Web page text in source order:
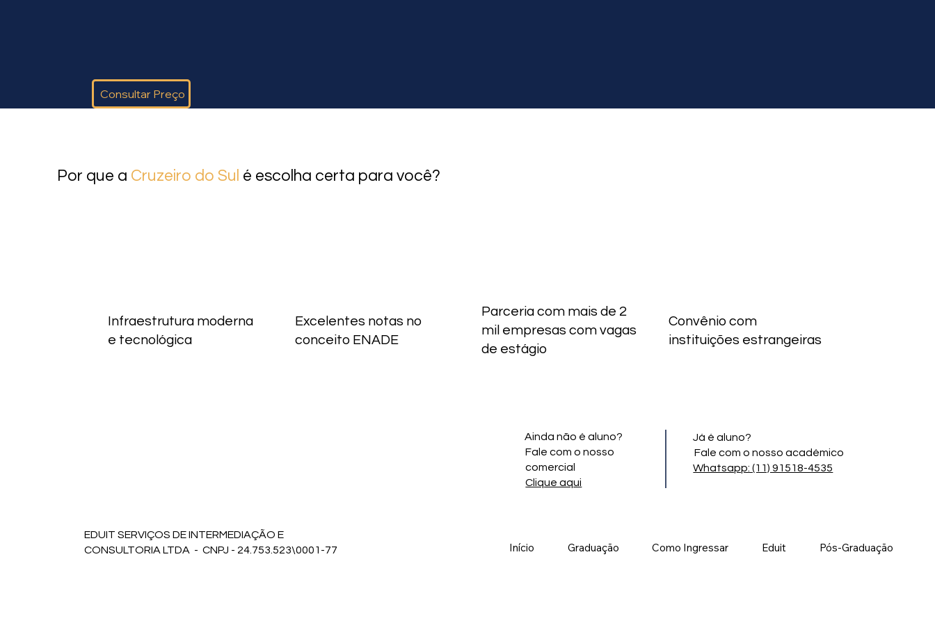
Consultar Preço
Por que a Cruzeiro do Sul é escolha certa para você?
Infraestrutura moderna
e tecnológica
Excelentes notas no
conceito ENADE
Parceria com mais de 2
mil empresas com vagas
de estágio
Convênio com
instituições estrangeiras
EDUIT SERVIÇOS DE INTERMEDIAÇÃO E
CONSULTORIA LTDA - CNPJ - 24.753.523\0001-77
Ainda não é aluno?
Fale com o nosso
comercial
Clique aqui
Já é aluno?
Fale com o nosso académico
Whatsapp: (11) 91518-4535
Início Graduação Como Ingressar Eduit Pós-Graduação